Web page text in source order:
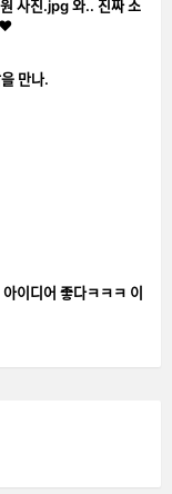
사진.jpg 와.. 진짜 소
❤️
만나.
좋다ㅋㅋㅋ 이